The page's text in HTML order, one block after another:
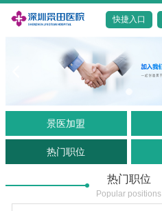
快捷入口
热门职位
Popular positions
景医加盟
热门职位